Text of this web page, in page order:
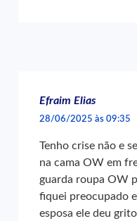
Efraim Elias
28/06/2025 às 09:35
Tenho crise não e
na cama OW em
guarda roupa OW
fiquei preocupado
esposa ele deu